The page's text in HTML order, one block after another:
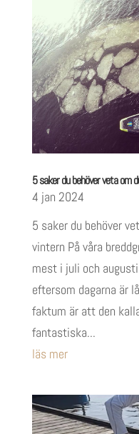
5 saker du behöver veta om
4 jan 2024
5 saker du behöver
vintern På våra
mest i juli och
eftersom dagarna är
faktum är att den
fantastiska...
läs mer